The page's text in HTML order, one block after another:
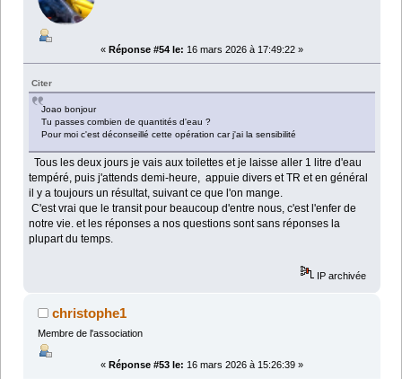
« Réponse #54 le: 16 mars 2026 à 17:49:22 »
Citer
Joao bonjour
Tu passes combien de quantités d'eau ?
Pour moi c'est déconseillé cette opération car j'ai la sensibilité
Tous les deux jours je vais aux toilettes et je laisse aller 1 litre d'eau
tempéré, puis j'attends demi-heure, appuie divers et TR et en général
il y a toujours un résultat, suivant ce que l'on mange.
C'est vrai que le transit pour beaucoup d'entre nous, c'est l'enfer de
notre vie. et les réponses a nos questions sont sans réponses la
plupart du temps.
IP archivée
christophe1
Membre de l'association
« Réponse #53 le: 16 mars 2026 à 15:26:39 »